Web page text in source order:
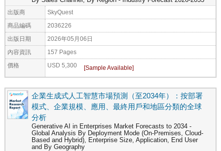
出版商 SkyQuest
商品編碼 2036226
出版日期 2026年05月06日
內容資訊 157 Pages
價格 USD 5,300
企業生成式人工智慧市場預測（至2034年）：按部署
模式、企業規模、應用、最終用戶和地區分類的全球
分析
Generative AI in Enterprises Market Forecasts to 2034 -
Global Analysis By Deployment Mode (On-Premises, Cloud-
Based and Hybrid), Enterprise Size, Application, End User
and By Geography